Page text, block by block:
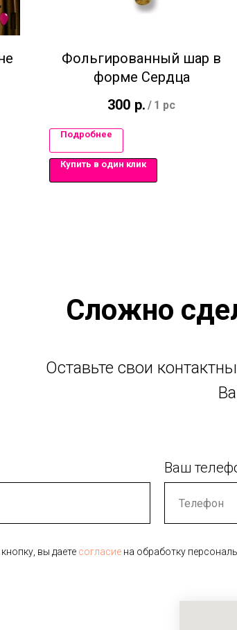
Фольгированный шар в
форме Сердца
300 р. / 1 pc
Подробнее
Купить в один клик
Сложно
Оставьте свои
Ваш
вы даете согласие на обработку